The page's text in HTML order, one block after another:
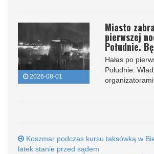
2026-08-01
Miasto
pierwszej
Południe.
Hałas po
Południe.
organizatorami
Koszmar podczas kursu taksówką w
latek stanie przed sądem